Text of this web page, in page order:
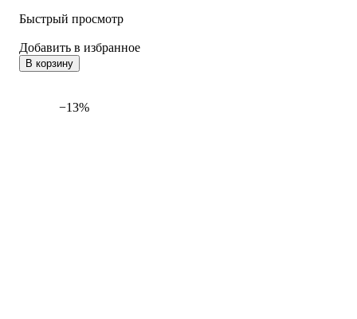
Быстрый просмотр
Добавить в избранное
В корзину
−13%